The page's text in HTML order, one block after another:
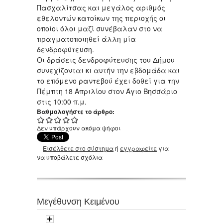
Πασχαλίτσας και μεγάλος αριθμός
εθελοντών κατοίκων της περιοχής οι
οποίοι όλοι μαζί συνέβαλαν στο να
πραγματοποιηθεί άλλη μία
δενδροφύτευση.
Οι δράσεις δενδροφύτευσης του Δήμου
συνεχίζονται κι αυτήν την εβδομάδα και
το επόμενο ραντεβού έχει δοθεί για την
Πέμπτη 18 Απριλίου στον Άγιο Βησσάριο
στις 10:00 π.μ.
Βαθμολογήστε το άρθρο:
Δεν υπάρχουν ακόμα ψήφοι
Εισέλθετε στο σύστημαή εγγραφείτε για
να υποβάλετε σχόλια
Μεγέθυνση Κειμένου